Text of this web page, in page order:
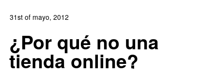
31st of mayo, 2012
0
¿Por qué no una
tienda online?